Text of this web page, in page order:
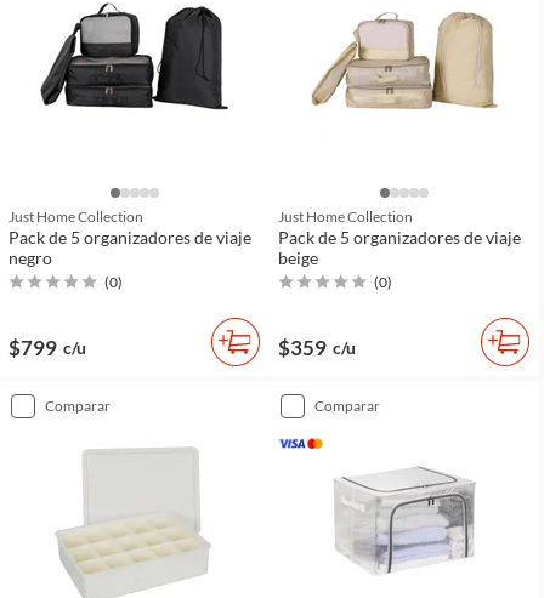
Just Home Collection
Pack de 5 organizadores de viaje
negro
(0)
$799 c/u
Just Home Collection
Pack de 5 organizadores de viaje
beige
(0)
$359 c/u
comparar comparar